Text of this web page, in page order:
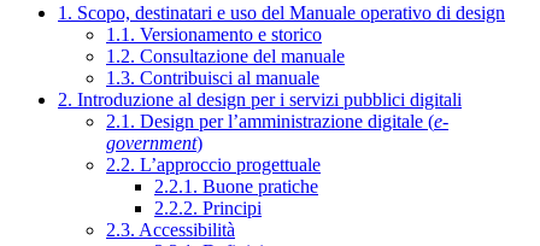
1. Scopo, destinatari e uso del Manuale operativo di design
1.1. Versionamento e storico
1.2. Consultazione del manuale
1.3. Contribuisci al manuale
2. Introduzione al design per i servizi pubblici digitali
2.1. Design per l’amministrazione digitale (e-
government)
2.2. L’approccio progettuale
2.2.1. Buone pratiche
2.2.2. Principi
2.3. Accessibilità